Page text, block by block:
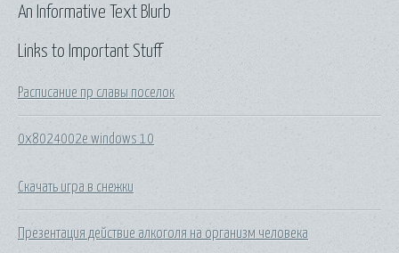
Links to Important Stuff
Расписание пр славы поселок
0x8024002e windows 10
Скачать игра в снежки
Презентация действие алкоголя на организм человека
An Informative Text Blurb